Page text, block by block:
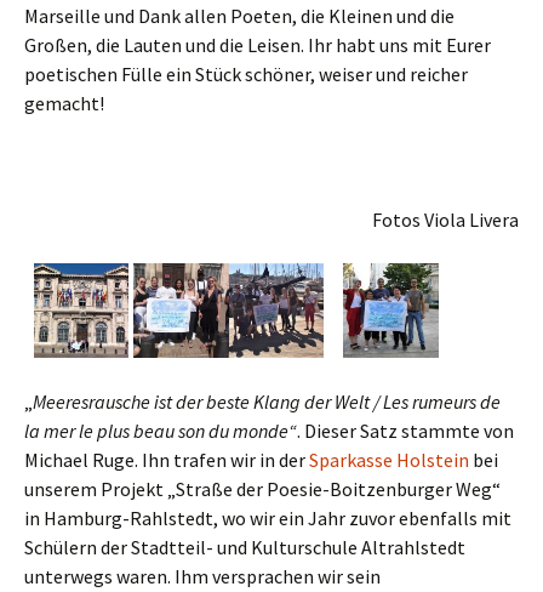
Marseille und Dank allen Poeten, die Kleinen und die
Großen, die Lauten und die Leisen. Ihr habt uns mit Eurer
poetischen Fülle ein Stück schöner, weiser und reicher
gemacht!
Fotos Viola Livera
„Meeresrausche ist der beste Klang der Welt / Les rumeurs de
la mer le plus beau son du monde“. Dieser Satz stammte von
Michael Ruge. Ihn trafen wir in derSparkasse Holstein bei
unserem Projekt „Straße der Poesie-Boitzenburger Weg“
in Hamburg-Rahlstedt, wo wir ein Jahr zuvor ebenfalls mit
Schülern der Stadtteil- und Kulturschule Altrahlstedt
unterwegs waren. Ihm versprachen wir sein